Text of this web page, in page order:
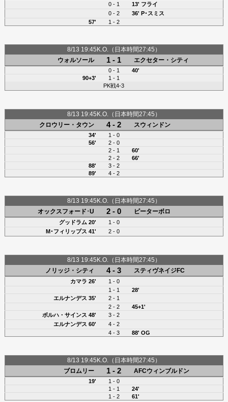
0 - 1 13' フライ
0 - 2
36' P･スミス
57'
1 - 2
8/13 19:45K.O.（日本時間27:45）
ウォルソール
1 - 1 エクセター・シティ
0 - 1
40'
90+3'
1 - 1
PK戦4-3
8/13 19:45K.O.（日本時間27:45）
クロウリー・タウン
4 - 2 スウィンドン
34'
1 - 0
56'
2 - 0
2 - 1
60'
2 - 2
66'
88'
3 - 2
89'
4 - 2
8/13 19:45K.O.（日本時間27:45）
オックスフォード･U
2 - 0 ピーターボロ
グッドラム 20'
1 - 0
M･フィリップス 41' 2 - 0
8/13 19:45K.O.（日本時間27:45）
ノリッジ・シティ
4 - 3 スティヴネイジFC
カマラ 26'
1 - 0
1 - 1
28'
エルナンデス 35'
2 - 1
2 - 2
45+1'
ボルハ・サインス 48'
3 - 2
エルナンデス 60'
4 - 2
4 - 3
88' OG
8/13 19:45K.O.（日本時間27:45）
ブロムリー
1 - 2 AFCウィンブルドン
19'
1 - 0
1 - 1
24'
1 - 2
61'